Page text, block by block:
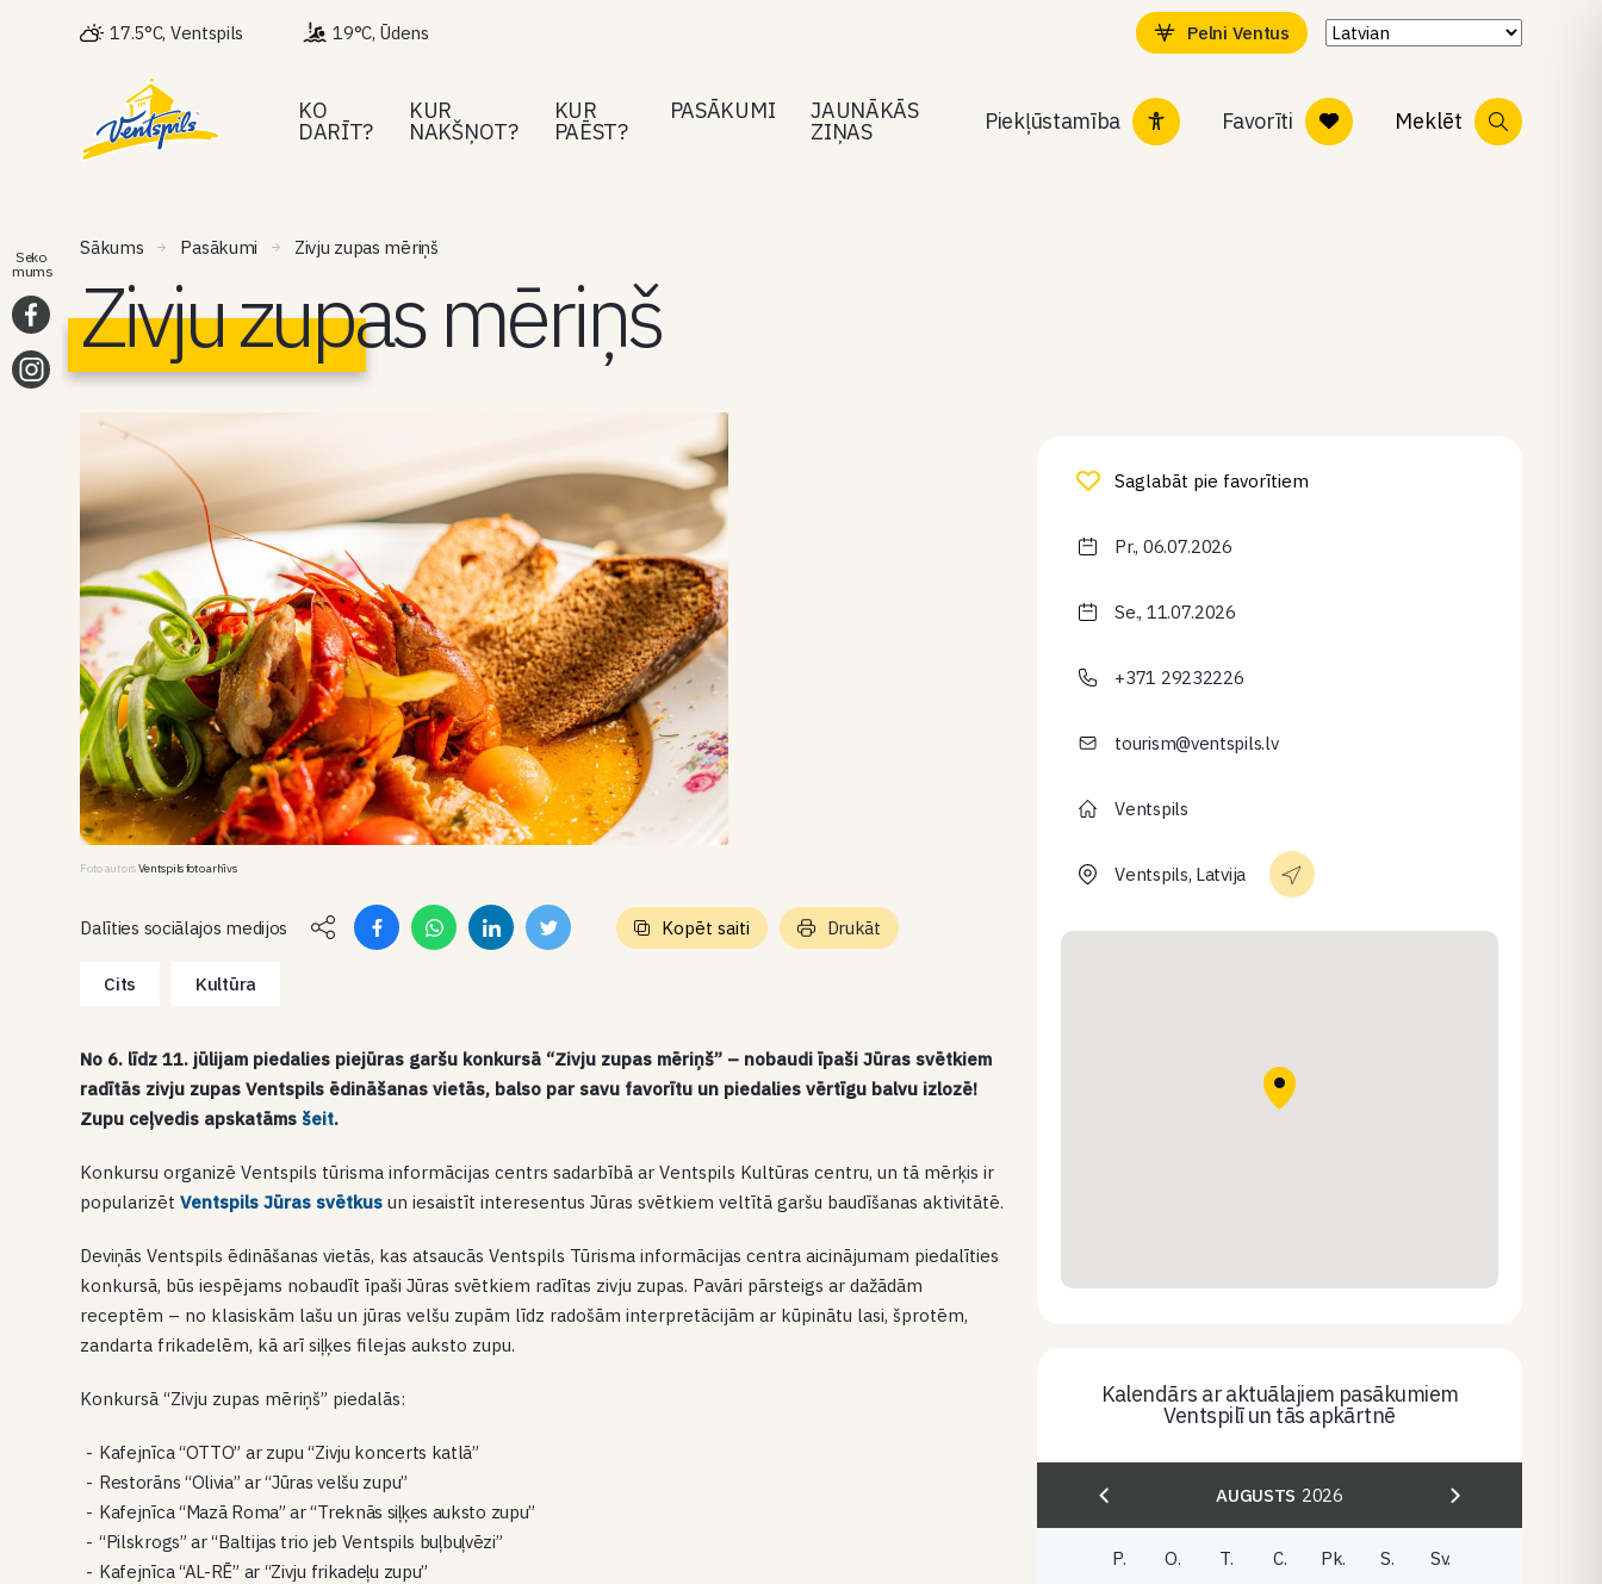
17.5°C, Ventspils 19°C, Ūdens Pelni Ventus
KO
DARĪT?
KUR
NAKŠŅOT?
KUR
PAĒST?
PASĀKUMI JAUNĀKĀS
ZIŅAS Piekļūstamība Favorīti Meklēt
Sākums Pasākumi Zivju zupas mēriņš
Zivju zupas mēriņš
Foto autorsVentspils foto arhīvs
Dalīties sociālajos medijos Kopēt saiti Drukāt
Cits Kultūra
No 6. līdz 11. jūlijam piedalies piejūras garšu konkursā “Zivju zupas mēriņš” – nobaudi īpaši Jūras svētkiem
radītās zivju zupas Ventspils ēdināšanas vietās, balso par savu favorītu un piedalies vērtīgu balvu izlozē!
Zupu ceļvedis apskatāmsšeit.
Konkursu organizē Ventspils tūrisma informācijas centrs sadarbībā ar Ventspils Kultūras centru, un tā mērķis ir
popularizētVentspils Jūras svētkus un iesaistīt interesentus Jūras svētkiem veltītā garšu baudīšanas aktivitātē.
Deviņās Ventspils ēdināšanas vietās, kas atsaucās Ventspils Tūrisma informācijas centra aicinājumam piedalīties
konkursā, būs iespējams nobaudīt īpaši Jūras svētkiem radītas zivju zupas. Pavāri pārsteigs ar dažādām
receptēm – no klasiskām lašu un jūras velšu zupām līdz radošām interpretācijām ar kūpinātu lasi, šprotēm,
zandarta frikadelēm, kā arī siļķes filejas auksto zupu.
Konkursā “Zivju zupas mēriņš” piedalās:
Kafejnīca “OTTO” ar zupu “Zivju koncerts katlā”
Restorāns “Olivia” ar “Jūras velšu zupu”
Kafejnīca “Mazā Roma” ar “Treknās siļķes auksto zupu”
“Pilskrogs” ar “Baltijas trio jeb Ventspils buļbuļvēzi”
Kafejnīca “AL-RĒ” ar “Zivju frikadeļu zupu”
Saglabāt pie favorītiem
Pr., 06.07.2026
Se., 11.07.2026
+371 29232226
tourism@ventspils.lv
Ventspils
Ventspils, Latvija
Kalendārs ar aktuālajiem pasākumiem
Ventspilī un tās apkārtnē
AUGUSTS 2026
P. O. T. C. Pk. S. Sv.
Seko
mums